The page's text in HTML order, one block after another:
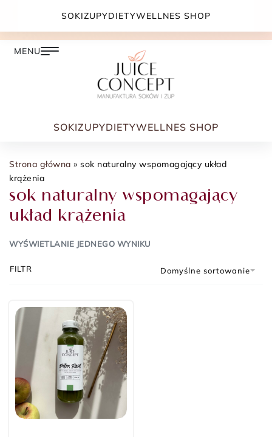
DARMOWA DOSTAWA PRZY ZAMÓWIENIU JUŻ OD
SOKIZUPYDIETYWELLNES SHOP
Strona główna » sok naturalny wspomagający układ
krążenia
sok naturalny wspomagający
układ krążenia
WYŚWIETLANIE JEDNEGO WYNIKU
Domyślne sortowanie
FILTR
SOKIZUPYDIETYWELLNES SHOP